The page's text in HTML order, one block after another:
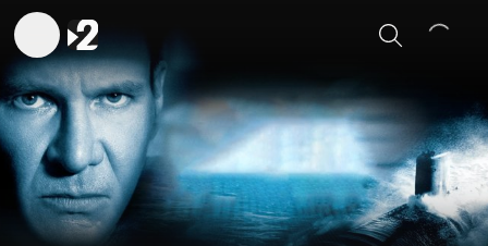
Sök